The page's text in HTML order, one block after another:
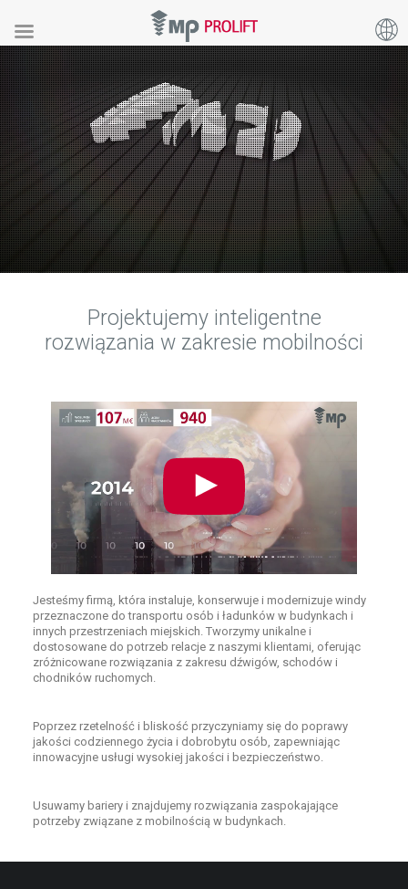
Projektujemy inteligentne
rozwiązania w zakresie mobilności
Jesteśmy firmą, która instaluje, konserwuje i modernizuje windy
przeznaczone do transportu osób i ładunków w budynkach i
innych przestrzeniach miejskich. Tworzymy unikalne i
dostosowane do potrzeb relacje z naszymi klientami, oferując
zróżnicowane rozwiązania z zakresu dźwigów, schodów i
chodników ruchomych.
Poprzez rzetelność i bliskość przyczyniamy się do poprawy
jakości codziennego życia i dobrobytu osób, zapewniając
innowacyjne usługi wysokiej jakości i bezpieczeństwo.
Usuwamy bariery i znajdujemy rozwiązania zaspokajające
potrzeby związane z mobilnością w budynkach.